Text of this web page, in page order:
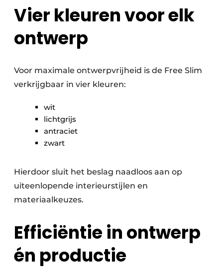
Vier kleuren voor elk
ontwerp
Voor maximale ontwerpvrijheid is de Free Slim
verkrijgbaar in vier kleuren:
wit
lichtgrijs
antraciet
zwart
Hierdoor sluit het beslag naadloos aan op
uiteenlopende interieurstijlen en
materiaalkeuzes.
Efficiëntie in ontwerp
én productie